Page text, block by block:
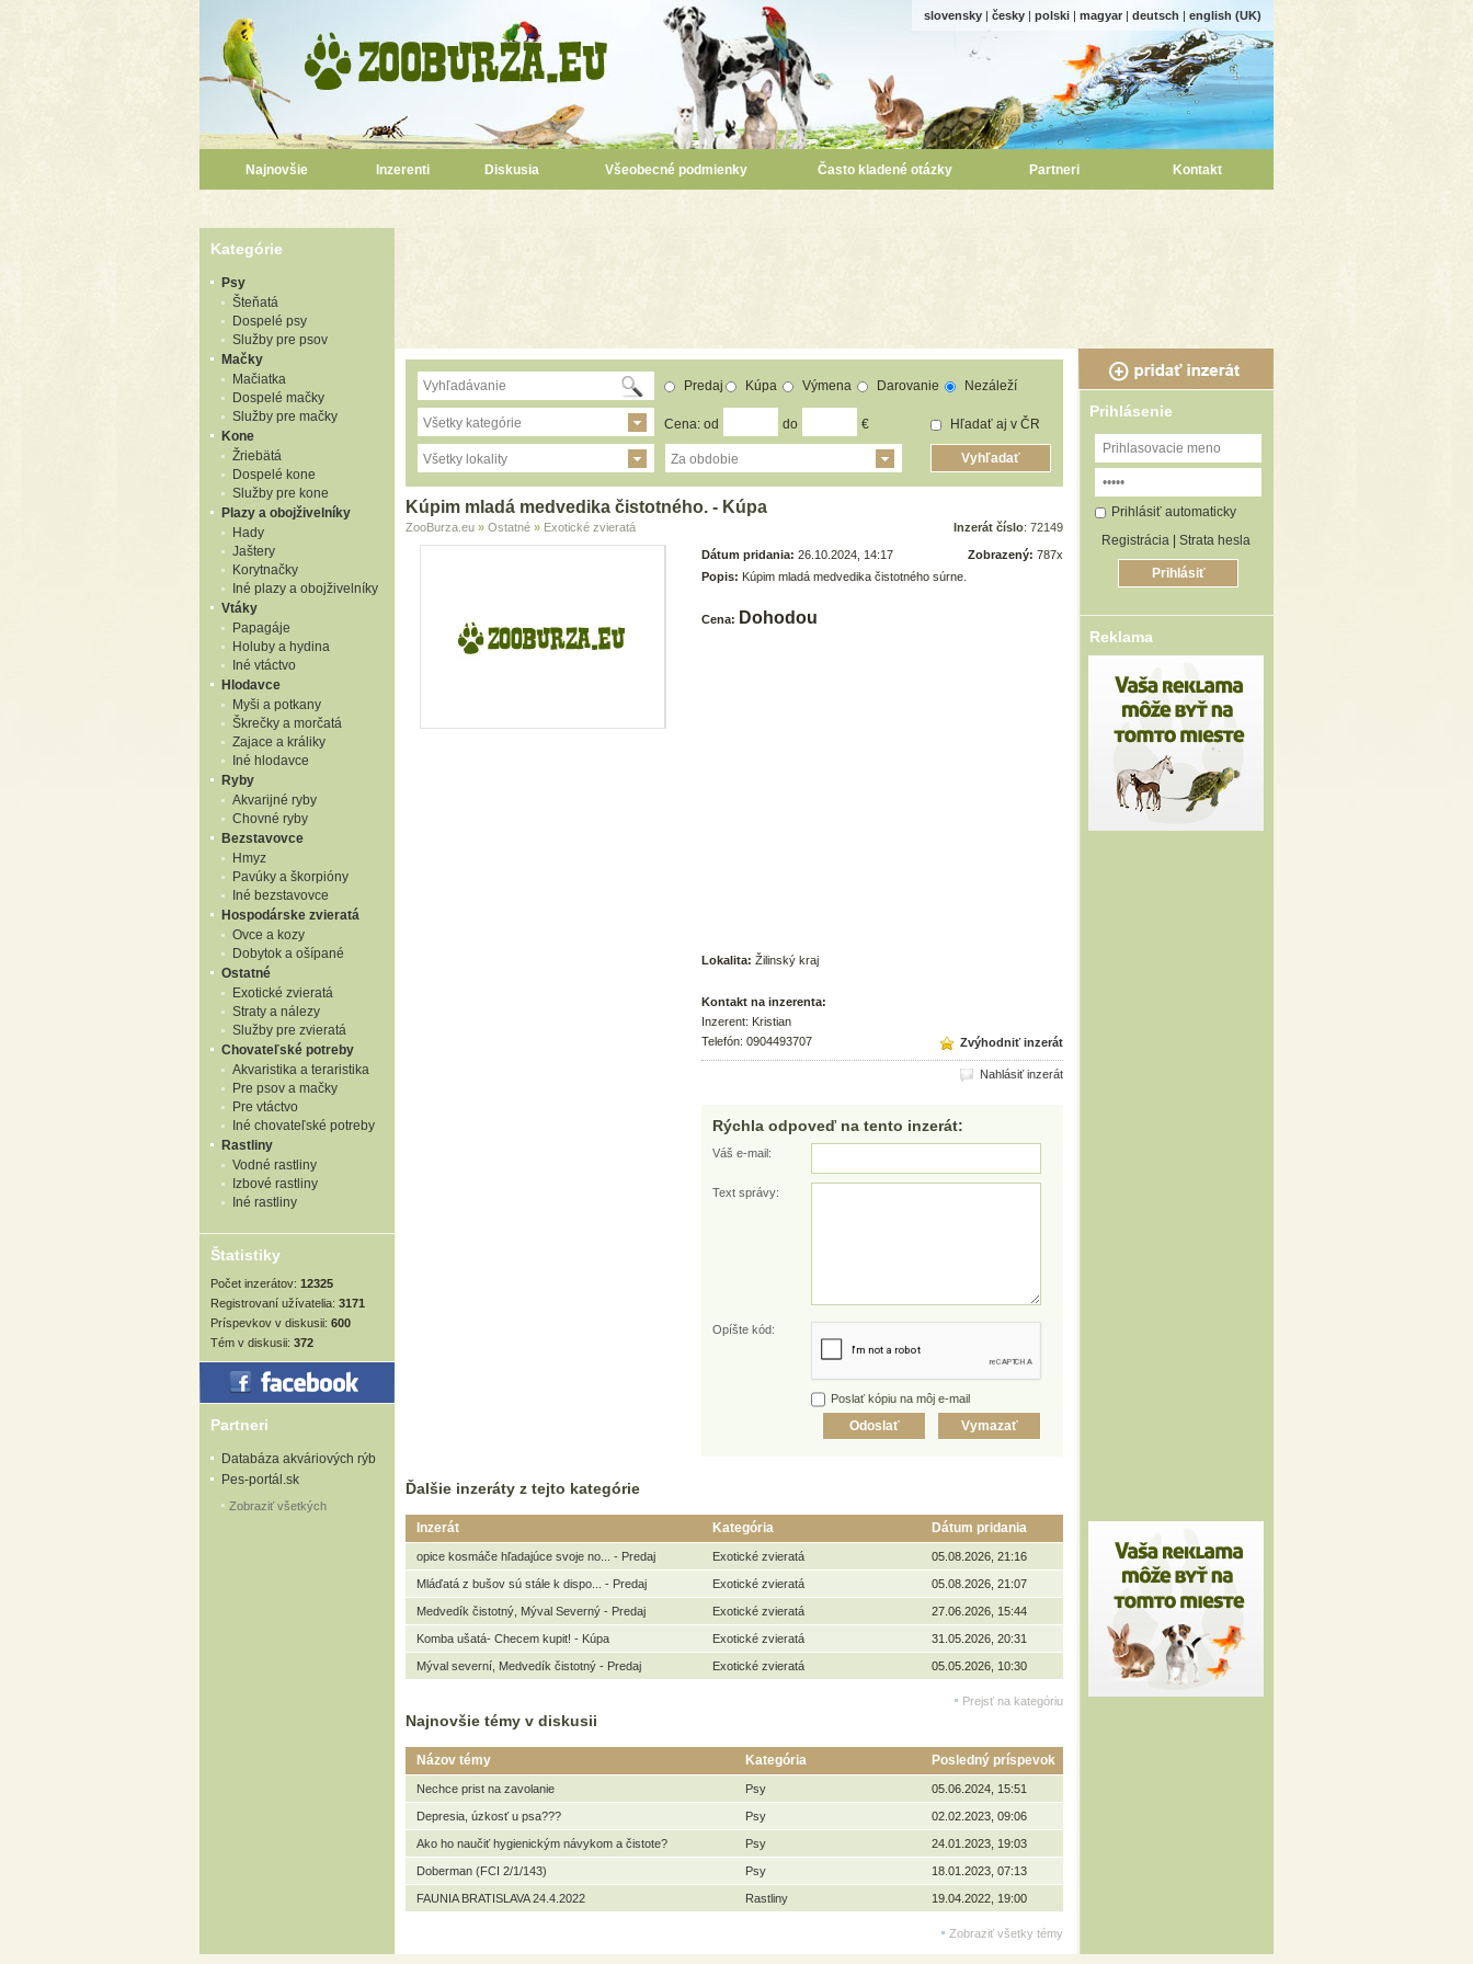
slovensky | česky | polski | magyar | deutsch | english (UK)
Najnovšie Inzerenti Diskusia Všeobecné podmienky Často kladené otázky Partneri Kontakt
Kategórie
Psy
Šteňatá
Dospelé psy
Služby pre psov
Mačky
Mačiatka
Dospelé mačky
Služby pre mačky
Kone
Žriebätá
Dospelé kone
Služby pre kone
Plazy a obojživelníky
Hady
Jaštery
Korytnačky
Iné plazy a obojživelníky
Vtáky
Papagáje
Holuby a hydina
Iné vtáctvo
Hlodavce
Myši a potkany
Škrečky a morčatá
Zajace a králiky
Iné hlodavce
Ryby
Akvarijné ryby
Chovné ryby
Bezstavovce
Hmyz
Pavúky a škorpióny
Iné bezstavovce
Hospodárske zvieratá
Ovce a kozy
Dobytok a ošípané
Ostatné
Exotické zvieratá
Straty a nálezy
Služby pre zvieratá
Chovateľské potreby
Akvaristika a teraristika
Pre psov a mačky
Pre vtáctvo
Iné chovateľské potreby
Rastliny
Vodné rastliny
Izbové rastliny
Iné rastliny
Štatistiky
Počet inzerátov: 12325
Registrovaní užívatelia: 3171
Príspevkov v diskusii: 600
Tém v diskusii: 372
Partneri
Databáza akváriových rýb
Pes-portál.sk
Zobraziť všetkých
Všetky kategórie
Všetky lokality
Predaj Kúpa Výmena Darovanie Nezáleží
Cena: od do €
Za obdobie
Hľadať aj v ČR
Kúpim mladá medvedika čistotného. - Kúpa
ZooBurza.eu » Ostatné » Exotické zvieratá Inzerát číslo: 72149
Dátum pridania: 26.10.2024, 14:17 Zobrazený: 787x
Popis: Kúpim mladá medvedika čistotného súrne.
Cena: Dohodou
Lokalita: Žilinský kraj
Kontakt na inzerenta:
Inzerent: Kristian
Telefón: 0904493707
Nahlásiť inzerát
Zvýhodniť inzerát
Rýchla odpoveď na tento inzerát:
Váš e-mail:
Text správy:
Opíšte kód:
Poslať kópiu na môj e-mail
Ďalšie inzeráty z tejto kategórie
Inzerát Kategória Dátum pridania
opice kosmáče hľadajúce svoje no... - Predaj Exotické zvieratá 05.08.2026, 21:16
Mláďatá z bušov sú stále k dispo... - Predaj Exotické zvieratá 05.08.2026, 21:07
Medvedík čistotný, Mýval Severný - Predaj Exotické zvieratá 27.06.2026, 15:44
Komba ušatá- Checem kupit! - Kúpa Exotické zvieratá 31.05.2026, 20:31
Mýval severní, Medvedík čistotný - Predaj Exotické zvieratá 05.05.2026, 10:30
Prejsť na kategóriu
Najnovšie témy v diskusii
Názov témy Kategória Posledný príspevok
Nechce prist na zavolanie Psy 05.06.2024, 15:51
Depresia, úzkosť u psa??? Psy 02.02.2023, 09:06
Ako ho naučiť hygienickým návykom a čistote? Psy 24.01.2023, 19:03
Doberman (FCI 2/1/143) Psy 18.01.2023, 07:13
FAUNIA BRATISLAVA 24.4.2022 Rastliny 19.04.2022, 19:00
Zobraziť všetky témy
Prihlásenie
Prihlásiť automaticky
Registrácia
Strata hesla
Reklama